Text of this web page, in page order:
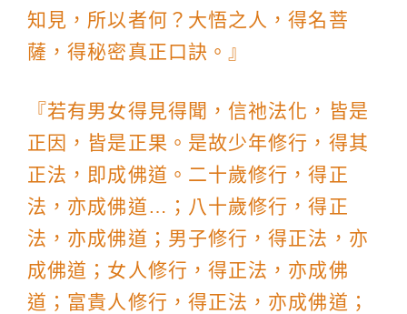
知見，所以者何？大悟之人，得名菩
薩，得秘密真正口訣。』
『若有男女得見得聞，信祂法化，皆是
正因，皆是正果。是故少年修行，得其
正法，即成佛道。二十歲修行，得正
法，亦成佛道…；八十歲修行，得正
法，亦成佛道；男子修行，得正法，亦
成佛道；女人修行，得正法，亦成佛
道；富貴人修行，得正法，亦成佛道；